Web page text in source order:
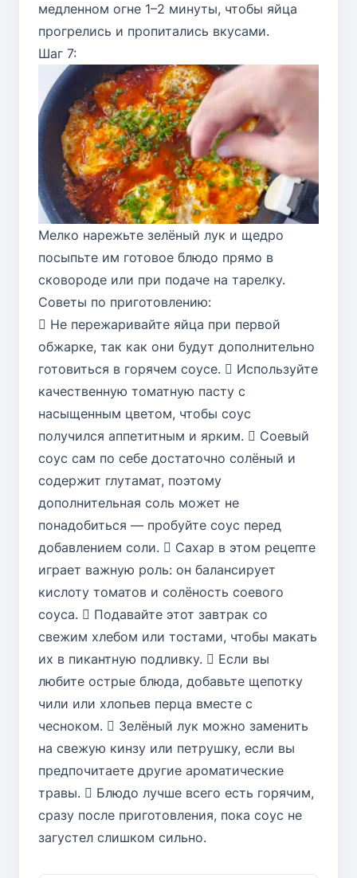
медленном огне 1–2 минуты, чтобы яйца
прогрелись и пропитались вкусами.
Шаг 7:
Мелко нарежьте зелёный лук и щедро
посыпьте им готовое блюдо прямо в
сковороде или при подаче на тарелку.
Советы по приготовлению:
 Не пережаривайте яйца при первой
обжарке, так как они будут дополнительно
готовиться в горячем соусе.  Используйте
качественную томатную пасту с
насыщенным цветом, чтобы соус
получился аппетитным и ярким.  Соевый
соус сам по себе достаточно солёный и
содержит глутамат, поэтому
дополнительная соль может не
понадобиться — пробуйте соус перед
добавлением соли.  Сахар в этом рецепте
играет важную роль: он балансирует
кислоту томатов и солёность соевого
соуса.  Подавайте этот завтрак со
свежим хлебом или тостами, чтобы макать
их в пикантную подливку.  Если вы
любите острые блюда, добавьте щепотку
чили или хлопьев перца вместе с
чесноком.  Зелёный лук можно заменить
на свежую кинзу или петрушку, если вы
предпочитаете другие ароматические
травы.  Блюдо лучше всего есть горячим,
сразу после приготовления, пока соус не
загустел слишком сильно.